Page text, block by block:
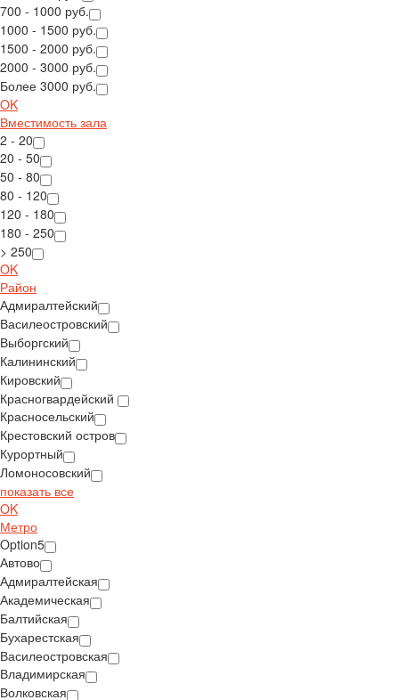
700 - 1000 руб.
1000 - 1500 руб.
1500 - 2000 руб.
2000 - 3000 руб.
Более 3000 руб.
OK
Вместимость зала
2 - 20
20 - 50
50 - 80
80 - 120
120 - 180
180 - 250
> 250
OK
Район
Адмиралтейский
Василеостровский
Выборгский
Калининский
Кировский
Красногвардейский
Красносельский
Крестовский остров
Курортный
Ломоносовский
показать все
OK
Метро
Option5
Автово
Адмиралтейская
Академическая
Балтийская
Бухарестская
Василеостровская
Владимирская
Волковская